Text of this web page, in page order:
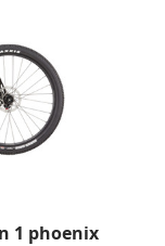
1 phoenix